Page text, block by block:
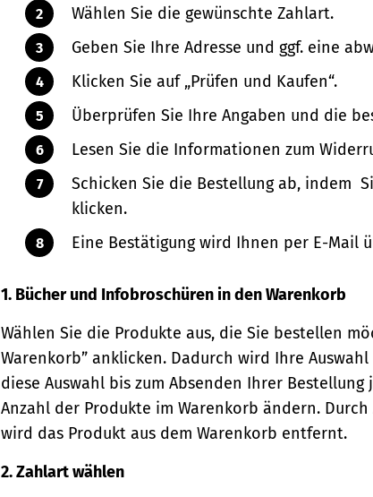
Wählen Sie die gewünschte Zahlart.
Geben Sie Ihre Adresse und ggf. eine
Klicken Sie auf „Prüfen und Kaufen“.
Überprüfen Sie Ihre Angaben und die
Lesen Sie die Informationen zum
Schicken Sie die Bestellung ab, indem
klicken.
Eine Bestätigung wird Ihnen per E-Mail
1. Bücher und Infobroschüren in den Warenkorb
Wählen Sie die Produkte aus, die Sie bestellen
Warenkorb” anklicken. Dadurch wird Ihre
diese Auswahl bis zum Absenden Ihrer
Anzahl der Produkte im Warenkorb ändern.
wird das Produkt aus dem Warenkorb entfernt.
2. Zahlart wählen